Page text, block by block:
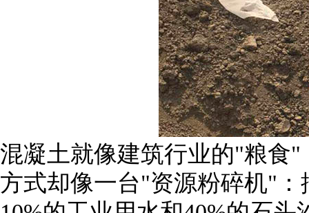
混凝土就像建筑行业的"粮食"
方式却像一台"资源粉碎机"